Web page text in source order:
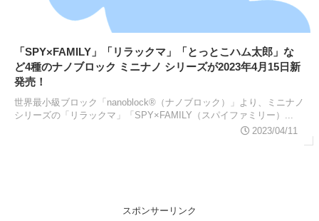
「SPY×FAMILY」「リラックマ」「とっとこハム太郎」な
ど4種のナノブロック ミニナノ シリーズが2023年4月15日新
発売！
世界最小級ブロック「nanoblock®（ナノブロック）」より、ミニナノ
シリーズの「リラックマ」「SPY×FAMILY（スパイファミリー）...
2023/04/11
スポンサーリンク